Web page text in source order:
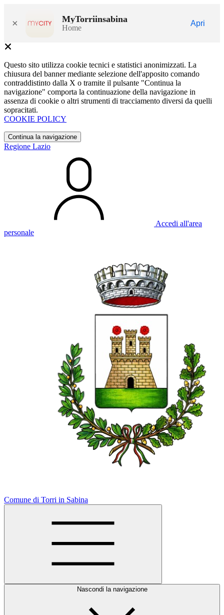
× MyTorriinsabina
Home
Apri
Questo sito utilizza cookie tecnici e statistici anonimizzati. La
chiusura del banner mediante selezione dell'apposito comando
contraddistinto dalla X o tramite il pulsante "Continua la
navigazione" comporta la continuazione della navigazione in
assenza di cookie o altri strumenti di tracciamento diversi da quelli
sopracitati.
COOKIE POLICY
Continua la navigazione
Regione Lazio
Accedi all'area
personale
Comune di Torri in Sabina
Nascondi la navigazione